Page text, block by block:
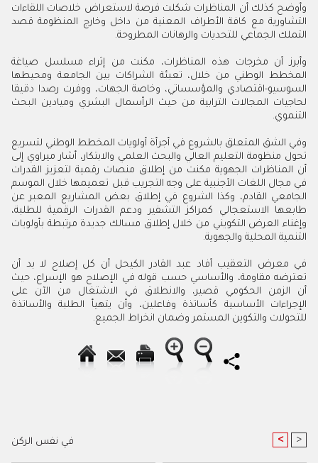
وأوضح كذلك أن المناظرات شكلت فرصة لاستعراض خلاصات اللقاءات
التشاورية مع كافة الأطراف المعنية من داخل وخارج المنظومة قصد
التملك الجماعي للتحديات والرهانات المطروحة.
وأبرز أن مخرجات هذه المناظرات، مكنت من إثراء مسلسل صياغة
المخطط الوطني من خلال، تعبئة الشراكات بين الجامعة ومحيطها
السوسيو-اقتصادي والمؤسساتي، وخاصة الجهات، ووفرت رصدا دقيقا
لحاجيات المجالات الترابية من حيث الرأسمال البشري وميادين البحث
التنموي.
وفي الشق المتعلق بالشروع في أجرأة أولويات المخطط الوطني لتسريع
تحول منظومة التعليم العالي والبحث العلمي والابتكار، أشار ميراوي إلى
أن المناظرات الجهوية مكنت من إطلاق منصات رقمية لتعزيز القدرات
في مجال اللغات الأجنبية على وجه التجريب قبل تعميمها خلال الموسم
الجامعي القادم، وكذا الشروع في إطلاق بعض المشاريع المعبر عن
طابعها الاستعجالي كمراكز التشفير ودعم القدرات الرقمية للطلبة،
وإغناء العرض التكويني من خلال إطلاق مسالك جديدة مرتبطة بأولويات
التنمية المحلية والجهوية.
في معرض التعقيب أفاد عبد القادر الكيحل أن كل إصلاح لا بد أن
تعترضه مقاومة، والأساسي حسب قوله في الإصلاح هو الإسراع، حيث
أن الزمن الحكومي قصير، والانطلاق في الاشتغال من الآن على
الإجراءات الأساسية كأساتذة وفاعلين، وأن يتهيأ الطلبة والأساتذة
للتحولات والتكوين المستمر وضمان انخراط الجميع.
في نفس الركن < >